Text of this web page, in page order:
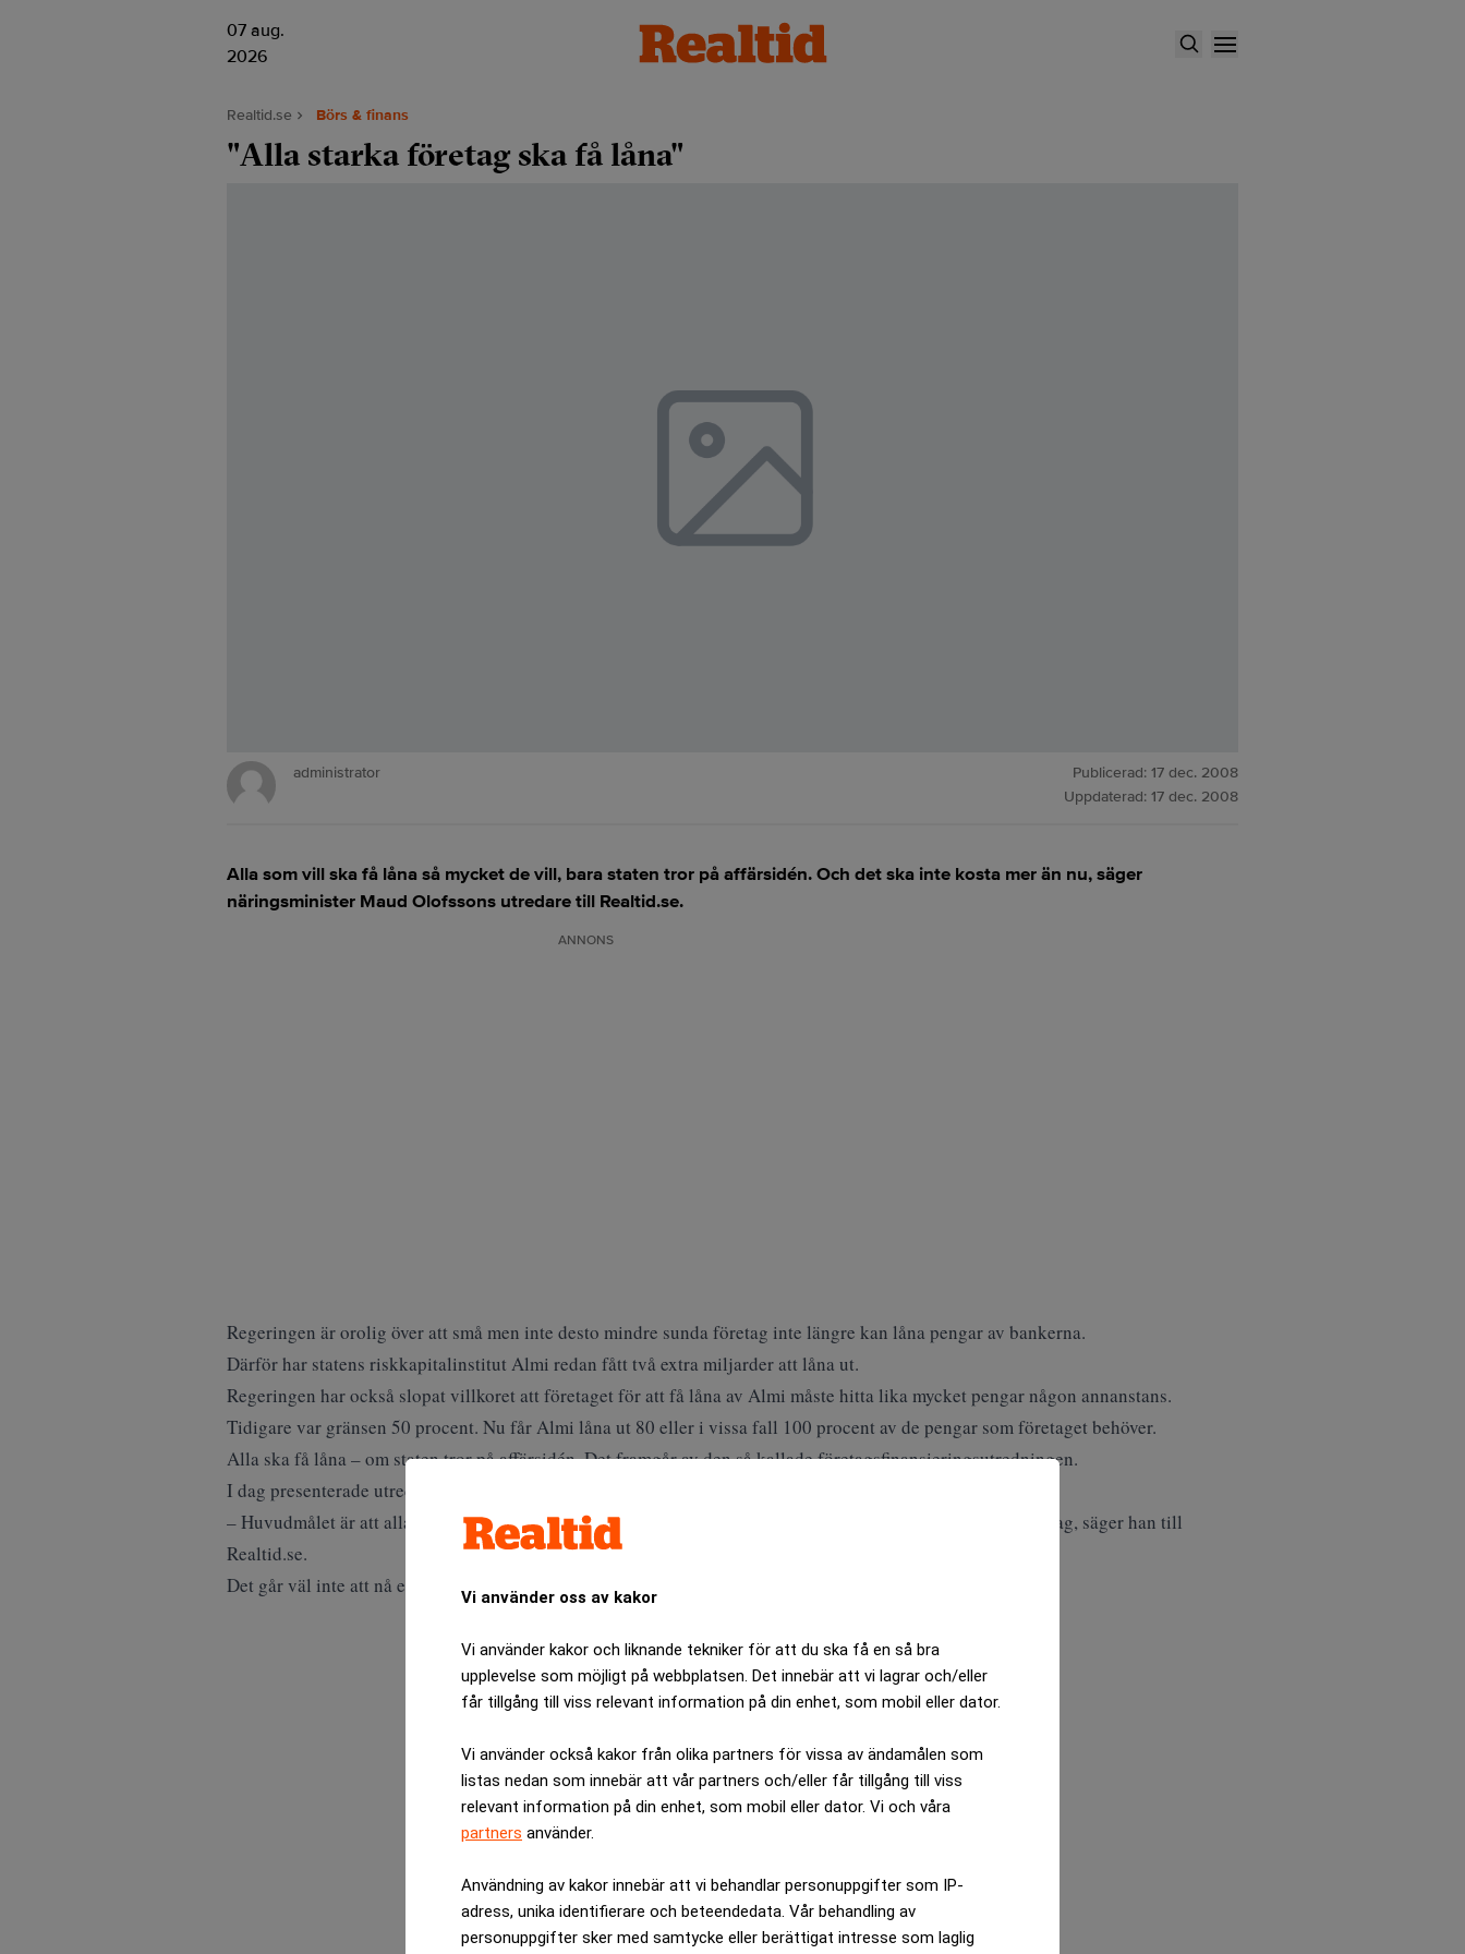
Vi använder oss av kakor
Vi använder kakor och liknande tekniker för att du ska få en så bra
upplevelse som möjligt på webbplatsen. Det innebär att vi lagrar och/eller
får tillgång till viss relevant information på din enhet, som mobil eller dator.
Vi använder också kakor från olika partners för vissa av ändamålen som
listas nedan som innebär att vår partners och/eller får tillgång till viss
relevant information på din enhet, som mobil eller dator. Vi och våra
partners använder.
Användning av kakor innebär att vi behandlar personuppgifter som IP-
adress, unika identifierare och beteendedata. Vår behandling av
personuppgifter sker med samtycke eller berättigat intresse som laglig
07 aug.
2026
Realtid.se Börs & finans
"Alla starka företag ska få låna"
administrator Publicerad: 17 dec. 2008
Uppdaterad: 17 dec. 2008
Alla som vill ska få låna så mycket de vill, bara staten tror på affärsidén. Och det ska inte kosta mer än nu, säger
näringsminister Maud Olofssons utredare till Realtid.se.
ANNONS
Regeringen är orolig över att små men inte desto mindre sunda företag inte längre kan låna pengar av bankerna.
Därför har statens riskkapitalinstitut Almi redan fått två extra miljarder att låna ut.
Regeringen har också slopat villkoret att företaget för att få låna av Almi måste hitta lika mycket pengar någon annanstans.
Tidigare var gränsen 50 procent. Nu får Almi låna ut 80 eller i vissa fall 100 procent av de pengar som företaget behöver.
Alla ska få låna – om staten tror på affärsidén. Det framgår av den så kallade företagsfinansieringsutredningen.
I dag presenterade utredaren Jan-Olle Folkesson sitt betänkande för näringsminister Maud Olofsson.
– Huvudmålet är att alla starka affärsidéer som kommer fram ska kunna växa i ett företag. Så är inte fallet idag, säger han till
Realtid.se.
Det går väl inte att nå ett sådant mål?